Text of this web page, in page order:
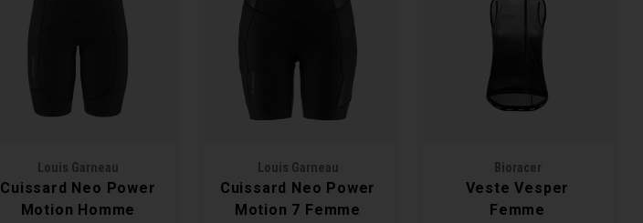
Louis Garneau
Cuissard Neo Power
Motion Homme
Louis Garneau
Cuissard Neo Power
Motion 7 Femme
Bioracer
Veste Vesper
Femme